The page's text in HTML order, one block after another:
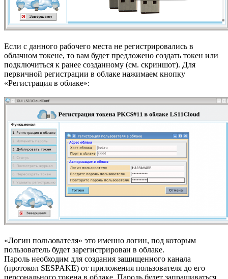
Если с данного рабочего места не регистрировались в
облачном токене, то вам будет предложено создать токен или
подключиться к ранее созданному (см. скриншот). Для
первичной регистрации в облаке нажимаем кнопку
«Регистрация в облаке»:
«Логин пользователя» это именно логин, под которым
пользователь будет зарегистрирован в облаке.
Пароль необходим для создания защищенного канала
(протокол SESPAKE) от приложения пользователя до его